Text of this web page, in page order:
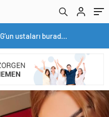
Yerli otomobil TOGG’un ustaları burada yetişecek